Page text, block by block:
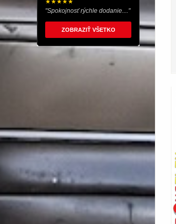
★★★★★
"Spokojnosť rýchle dodanie...."
ZOBRAZIŤ VŠETKO